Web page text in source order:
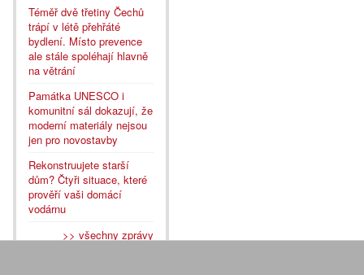
Téměř dvě třetiny Čechů
trápí v létě přehřáté
bydlení. Místo prevence
ale stále spoléhají hlavně
na větrání
Památka UNESCO i
komunitní sál dokazují, že
moderní materiály nejsou
jen pro novostavby
Rekonstruujete starší
dům? Čtyři situace, které
prověří vaši domácí
vodárnu
>> všechny zprávy